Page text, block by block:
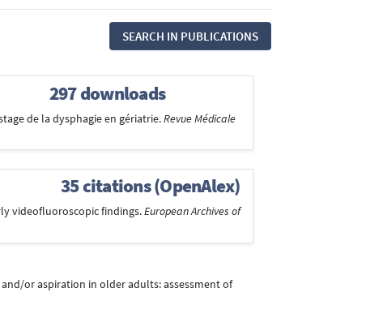
SEARCH IN PUBLICATIONS
297 downloads
de la dysphagie en gériatrie.Revue Médicale
35 citations (OpenAlex)
videofluoroscopic findings.European Archives of
and/or aspiration in older adults: assessment of